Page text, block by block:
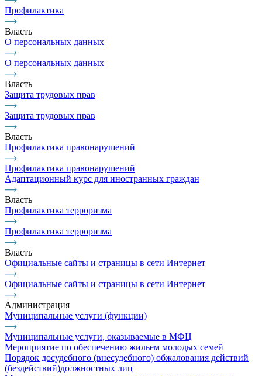
Профилактика
Власть
О персональных данных
О персональных данных
Власть
Защита трудовых прав
Защита трудовых прав
Власть
Профилактика правонарушений
Профилактика правонарушений
Адаптационный курс для иностранных граждан
Власть
Профилактика терроризма
Профилактика терроризма
Власть
Официальные сайты и страницы в сети Интернет
Официальные сайты и страницы в сети Интернет
Администрация
Муниципальные услуги (функции)
Муниципальные услуги, оказываемые в МФЦ
Мероприятие по обеспечению жильем молодых семей
Порядок досудебного (внесудебного) обжалования действий
(бездействий)должностных лиц